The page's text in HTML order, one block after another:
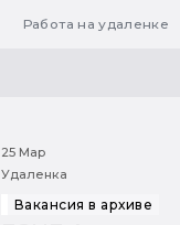
Работа на удаленке
25 Мар
Удаленка
Вакансия в архиве